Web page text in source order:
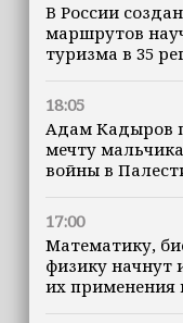
В России
маршрутов
туризма в 35
18:05
Адам Кадыров
мечту
войны в
17:00
Математику,
физику начнут
их применения